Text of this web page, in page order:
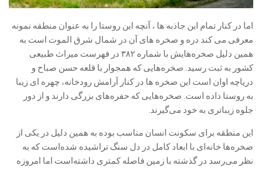
اما در کنار تمام این جاذبه ها ، آنچه این روستا را به عنوان منطقه نمونه
معرفی می کند دره و صخره های آن در شمال شرق الموت است به
همین دلیل صخره‌هایش با شماره ۳۸۲ در فهرست میراث طبیعی
کشور به ثبت رسید. صخره‌هایی که همجوار با قلعه حسن صباح و
دریاچه اوان است این صخره ها در کنار آرامش رودخانه، چهره ای زیبا
به روستا داده است. صخره‌هایی که حفره‌های بزرگی دارند و از دور
جلوه زیباتری به خود می‌گیرند.
این منطقه برای سکونت انسان مناسب بوده به همین دلیل در یکی از
صخره‌ها خانه‌ای با ابعاد کامل در دل سنگ تراشیده شده‌است که به
نظر می‌رسد در گذشته با زمین فاصله کمتری داشته‌است اما امروزه